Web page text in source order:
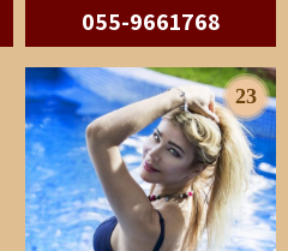
055-9661768
23